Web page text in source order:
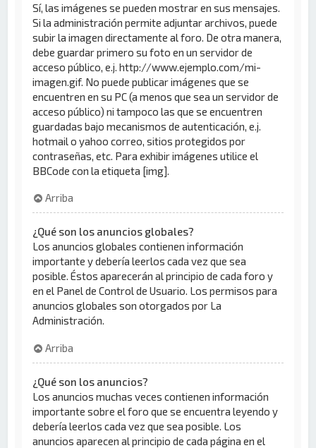
Sí, las imágenes se pueden mostrar en sus mensajes.
Si la administración permite adjuntar archivos, puede
subir la imagen directamente al foro. De otra manera,
debe guardar primero su foto en un servidor de
acceso público, e.j. http://www.ejemplo.com/mi-
imagen.gif. No puede publicar imágenes que se
encuentren en su PC (a menos que sea un servidor de
acceso público) ni tampoco las que se encuentren
guardadas bajo mecanismos de autenticación, e.j.
hotmail o yahoo correo, sitios protegidos por
contraseñas, etc. Para exhibir imágenes utilice el
BBCode con la etiqueta [img].
Arriba
¿Qué son los anuncios globales?
Los anuncios globales contienen información
importante y debería leerlos cada vez que sea
posible. Éstos aparecerán al principio de cada foro y
en el Panel de Control de Usuario. Los permisos para
anuncios globales son otorgados por La
Administración.
Arriba
¿Qué son los anuncios?
Los anuncios muchas veces contienen información
importante sobre el foro que se encuentra leyendo y
debería leerlos cada vez que sea posible. Los
anuncios aparecen al principio de cada página en el